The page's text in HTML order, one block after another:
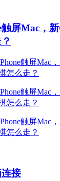
屏Mac，
接